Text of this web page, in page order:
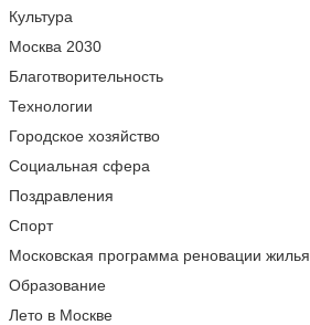
Культура
Москва 2030
Благотворительность
Технологии
Городское хозяйство
Социальная сфера
Поздравления
Спорт
Московская программа реновации жилья
Образование
Лето в Москве